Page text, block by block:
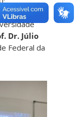
da
Dr. Júlio
Federal da